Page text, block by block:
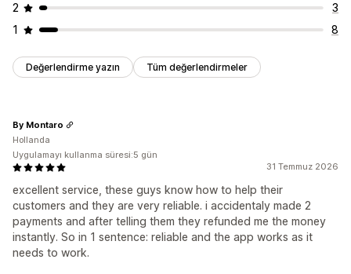
2
3
1
8
Değerlendirme yazın Tüm değerlendirmeler
31 Temmuz 2026
excellent service, these guys know how to help their
customers and they are very reliable. i accidentaly made 2
payments and after telling them they refunded me the money
instantly. So in 1 sentence: reliable and the app works as it
needs to work.
By Montaro
Hollanda
Uygulamayı kullanma süresi:5 gün